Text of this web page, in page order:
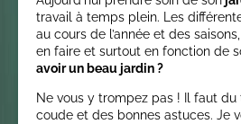
travail à temps plein. Les
au cours de l’année et des
en faire et surtout en fonction de
avoir un beau jardin ?
Ne vous y trompez pas ! Il faut du
coude et des bonnes astuces. Je